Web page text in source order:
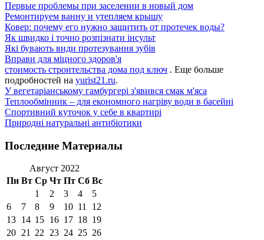
Первые проблемы при заселении в новый дом
Ремонтируем ванну и утепляем крышу
Ковер: почему его нужно защитить от протечек воды?
Як швидко і точно розпізнати інсульт
Які бувають види протезування зубів
Вправи для міцного здоров'я
стоимость строительства дома под ключ . Еще больше
подробностей на yurist21.ru.
У вегетаріанському гамбургері з'явився смак м'яса
Теплообмінник – для економного нагріву води в басейні
Спортивний куточок у себе в квартирі
Природні натуральні антибіотики
Последние Материалы
Август 2022
Пн Вт Ср Чт Пт Сб Вс
1
2 3 4
5
6
7 8 9 10 11
12
13 14 15 16 17 18 19
20 21 22 23 24 25 26